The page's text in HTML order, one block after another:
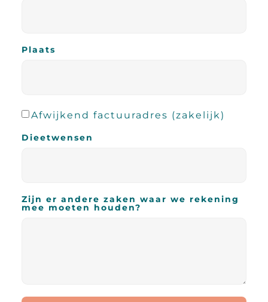
Plaats
Afwijkend factuuradres (zakelijk)
Dieetwensen
Zijn er andere zaken waar we rekening
mee moeten houden?